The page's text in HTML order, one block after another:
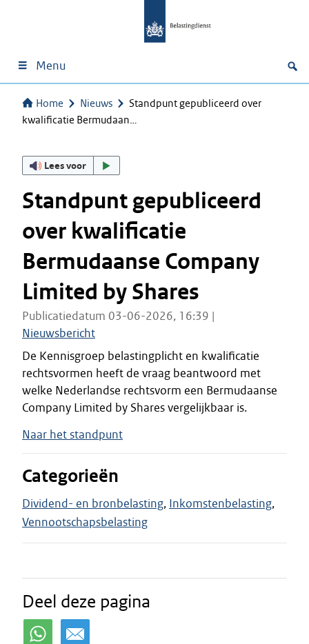
Menu
Home Nieuws
Standpunt gepubliceerd over
kwalificatie Bermudaan…
Lees voor
Standpunt gepubliceerd
over kwalificatie
Bermudaanse Company
Limited by Shares
Publicatiedatum 03-06-2026, 16:39 |
Nieuwsbericht
De Kennisgroep belastingplicht en kwalificatie
rechtsvormen heeft de vraag beantwoord met
welke Nederlandse rechtsvorm een Bermudaanse
Company Limited by Shares vergelijkbaar is.
Naar het standpunt
Categorieën
Dividend- en bronbelasting Inkomstenbelasting
Vennootschapsbelasting
Deel deze pagina